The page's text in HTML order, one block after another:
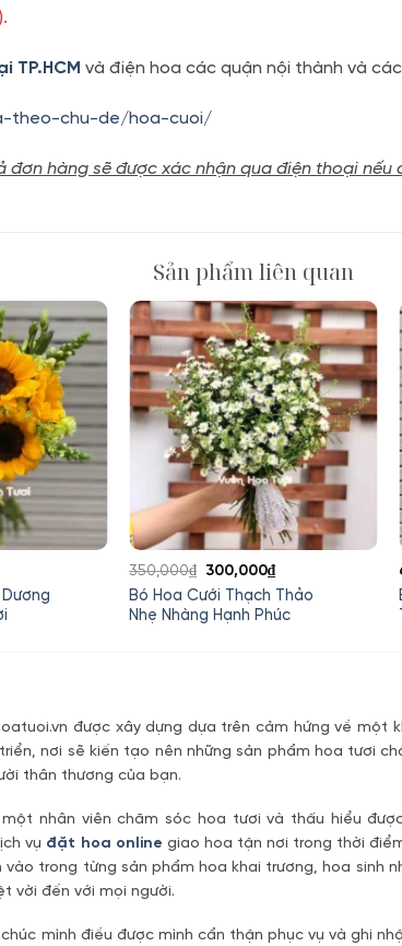
TP.HCM và điện hoa các quận nội thành và
theo-chu-de/hoa-cuoi/
hàng sẽ được xác nhận qua điện thoại
Sản phẩm liên quan
Bó Hoa Cưới Thạch Thảo
Nhẹ Nhàng Hạnh Phúc
350,000₫ Giá
gốc
là:
300,000₫Giá
hiện
tại
được xây dựng dựa trên cảm hứng về một
nơi sẽ kiến tạo nên những sản phẩm hoa tươi
thân thương của bạn.
nhân viên chăm sóc hoa tươi và thấu hiểu
vụ đặt hoa online giao hoa tận nơi trong thời
trong từng sản phẩm hoa khai trương, hoa sinh
vời đến với mọi người.
mình điều được mình cẩn thận phục vụ và ghi